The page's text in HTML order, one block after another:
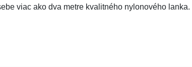
viac ako dva metre kvalitného nylonového lanka.